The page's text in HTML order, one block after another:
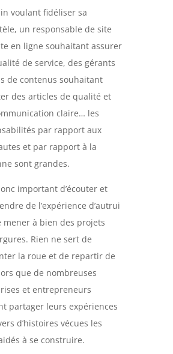
voulant fidéliser sa
un responsable de site
en ligne souhaitant assurer
de service, des gérants
de contenus souhaitant
des articles de qualité et
claire… les
par rapport aux
et par rapport à la
sont grandes.
important d’écouter et
de l’expérience d’autrui
mener à bien des projets
Rien ne sert de
la roue et de repartir de
que de nombreuses
et entrepreneurs
partager leurs expériences
d’histoires vécues les
à se construire.